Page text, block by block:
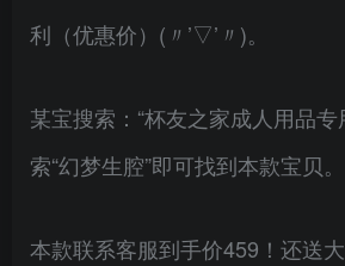
利（优惠价）(〃’▽’〃)。
某宝搜索：“杯友之家成人用品
索“幻梦生腔”即可找到本款宝贝。
本款联系客服到手价459！还送